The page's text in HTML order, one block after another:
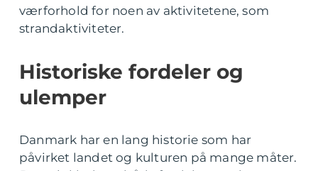
værforhold for noen av aktivitetene, som
strandaktiviteter.
Historiske fordeler og
ulemper
Danmark har en lang historie som har
påvirket landet og kulturen på mange måter.